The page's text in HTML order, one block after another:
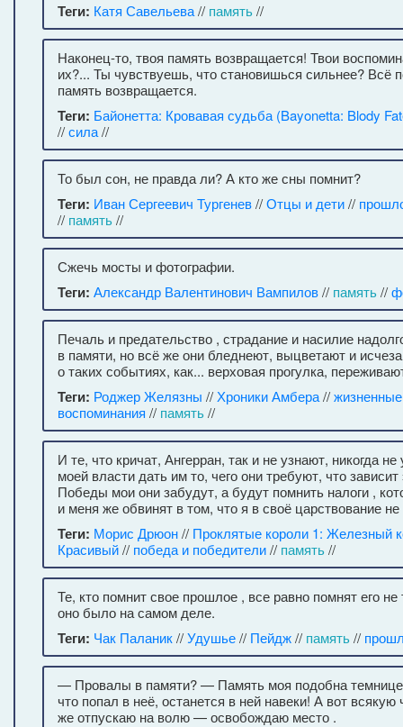
Теги: Катя Савельева// память//
Наконец-то, твоя память возвращается! Твои
их?... Ты чувствуешь, что становишься сильнее? Всё
память возвращается.
Теги: Байонетта: Кровавая судьба (Bayonetta: Blody
//сила//
То был сон, не правда ли? А кто же сны помнит?
Теги: Иван Сергеевич Тургенев//Отцы и дети//
// память//
Сжечь мосты и фотографии.
Теги: Александр Валентинович Вампилов// память//
Печаль и предательство , страдание и насилие
в памяти, но всё же они бледнеют, выцветают и
о таких событиях, как... верховая прогулка,
Теги: Роджер Желязны // Хроники Амбера//
воспоминания // память//
И те, что кричат, Ангерран, так и не узнают, никогда
моей власти дать им то, чего они требуют, что
Победы мои они забудут, а будут помнить налоги ,
и меня же обвинят в том, что я в своё царствование
Теги: Морис Дрюон// Проклятые короли 1: Железный
Красивый// победа и победители// память//
Те, кто помнит свое прошлое , все равно помнят его не
оно было на самом деле.
Теги: Чак Паланик//Удушье// Пейдж// память//
— Провалы в памяти? — Память моя подобна
что попал в неё, останется в ней навеки! А вот всякую
же отпускаю на волю — освобождаю место .